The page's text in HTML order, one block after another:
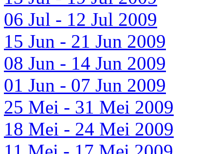
06 Jul - 12 Jul 2009
15 Jun - 21 Jun 2009
08 Jun - 14 Jun 2009
01 Jun - 07 Jun 2009
25 Mei - 31 Mei 2009
18 Mei - 24 Mei 2009